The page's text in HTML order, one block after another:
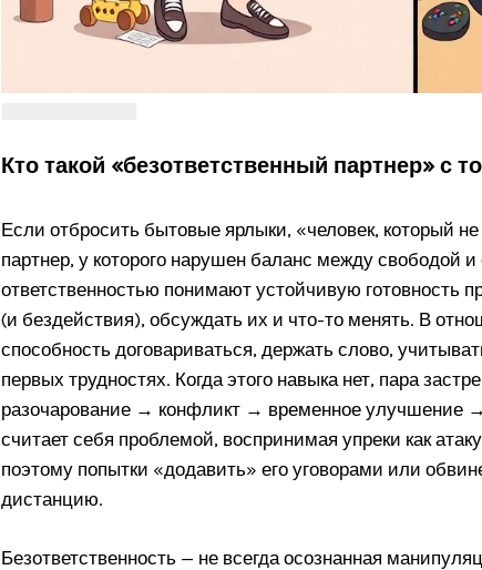
Кто такой «безответственный партнер» с
Если отбросить бытовые ярлыки, «человек, который
партнер, у которого нарушен баланс между свободой
ответственностью понимают устойчивую готовность
(и бездействия), обсуждать их и что-то менять. В
способность договариваться, держать слово,
первых трудностях. Когда этого навыка нет, пара
разочарование → конфликт → временное улучшение →
считает себя проблемой, воспринимая упреки как
поэтому попытки «додавить» его уговорами или
дистанцию.
Безответственность — не всегда осознанная